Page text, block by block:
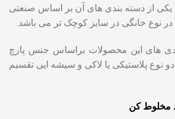
یکی از دسته بندی های آن بر اساس صنعتی
نوع خانگی در سایز کوچک تر می باشد.
های این محصولات براساس جنس پارچ
نوع پلاستیکی یا لاکی و سیشه ایی تقسیم
مخلوط کن